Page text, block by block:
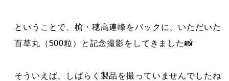
ということで、槍・穂高連峰をバックに、いただいた
百草丸（500粒）と記念撮影をしてきました📸
そういえば、しばらく製品を撮っていませんでしたね